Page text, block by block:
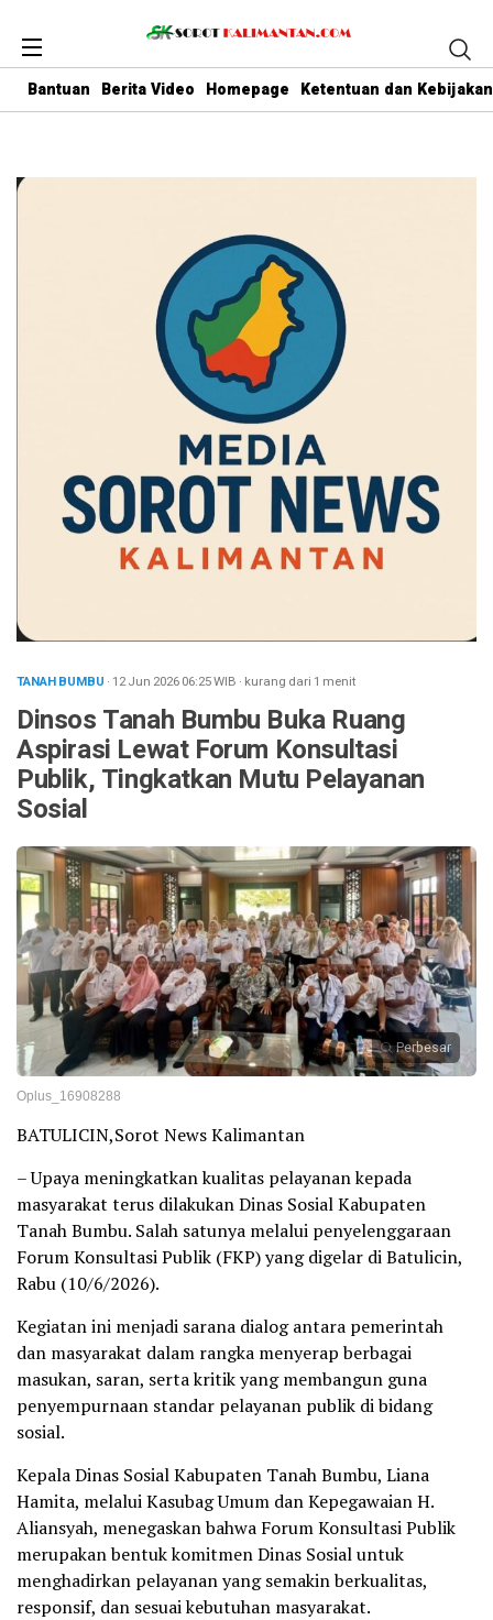
Bantuan Berita Video Homepage Ketentuan dan
TANAH BUMBU · 12 Jun 202606:25WIB · kurang dari 1 menit
Dinsos Tanah Bumbu Buka Ruang
Aspirasi Lewat Forum Konsultasi
Publik, Tingkatkan Mutu Pelayanan
Sosial
Perbesar
Oplus_16908288
BATULICIN,Sorot News Kalimantan
– Upaya meningkatkan kualitas pelayanan kepada
masyarakat terus dilakukan Dinas Sosial Kabupaten
Tanah Bumbu. Salah satunya melalui penyelenggaraan
Forum Konsultasi Publik (FKP) yang digelar di Batulicin,
Rabu (10/6/2026).
Kegiatan ini menjadi sarana dialog antara pemerintah
dan masyarakat dalam rangka menyerap berbagai
masukan, saran, serta kritik yang membangun guna
penyempurnaan standar pelayanan publik di bidang
sosial.
Kepala Dinas Sosial Kabupaten Tanah Bumbu, Liana
Hamita, melalui Kasubag Umum dan Kepegawaian H.
Aliansyah, menegaskan bahwa Forum Konsultasi Publik
merupakan bentuk komitmen Dinas Sosial untuk
menghadirkan pelayanan yang semakin berkualitas,
responsif, dan sesuai kebutuhan masyarakat.